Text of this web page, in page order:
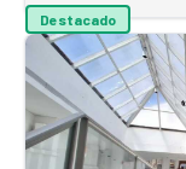
Destacado